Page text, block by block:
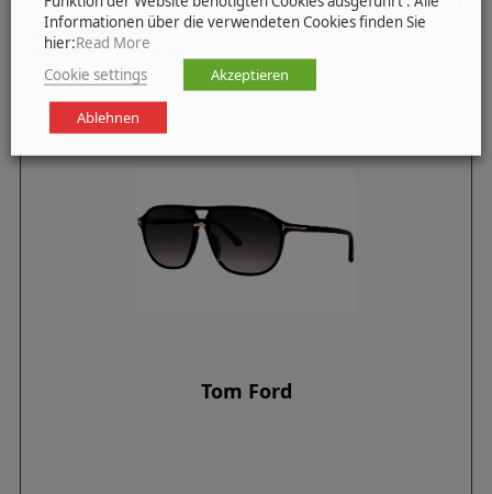
zzgl. Versandkosten
gefunden bei Amazon.de
Tom Ford
Informationen über die verwendeten Cookies finden Sie
hier:Read More
Cookie settings
Akzeptieren
Ablehnen